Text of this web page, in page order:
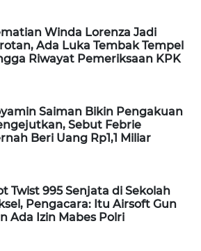
Winda Lorenza Jadi
Ada Luka Tembak Tempel
Riwayat Pemeriksaan KPK
Saiman Bikin Pengakuan
Sebut Febrie
Beri Uang Rp1,1 Miliar
Twist 995 Senjata di Sekolah
Pengacara: Itu Airsoft Gun
Ada Izin Mabes Polri